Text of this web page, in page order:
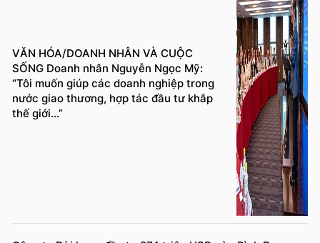
VĂN HÓA/DOANH NHÂN VÀ CUỘC
SỐNG Doanh nhân Nguyễn Ngọc Mỹ:
“Tôi muốn giúp các doanh nghiệp trong
nước giao thương, hợp tác đầu tư khắp
thế giới...”